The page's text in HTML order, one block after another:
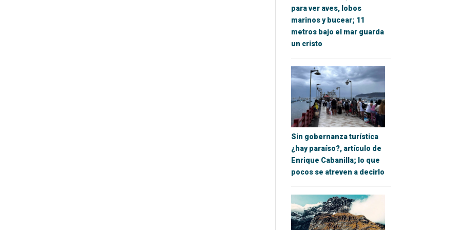
para ver aves, lobos
marinos y bucear; 11
metros bajo el mar guarda
un cristo
Sin gobernanza turística
¿hay paraíso?, artículo de
Enrique Cabanilla; lo que
pocos se atreven a decirlo